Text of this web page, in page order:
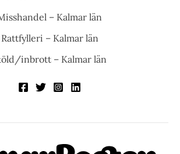
– Kalmar län
Rattfylleri – Kalmar län
inbrott – Kalmar län